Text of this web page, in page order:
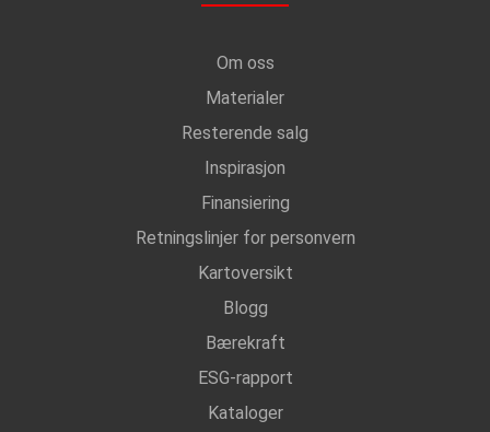
Om oss
Materialer
Resterende salg
Inspirasjon
Finansiering
Retningslinjer for personvern
Kartoversikt
Blogg
Bærekraft
ESG-rapport
Kataloger